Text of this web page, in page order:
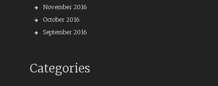
November 2016
October 2016
September 2016
Categories